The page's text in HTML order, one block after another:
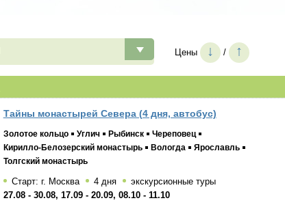
Цены ↓ / ↑
Тайны монастырей Севера (4 дня, автобус)
Золотое кольцо Углич Рыбинск
Череповец
Кирилло-Белозерский монастырь
Вологда
Ярославль
Толгский монастырь
Старт: г. Москва 4 дня
экскурсионные туры
27.08 - 30.08, 17.09 - 20.09, 08.10 - 11.10